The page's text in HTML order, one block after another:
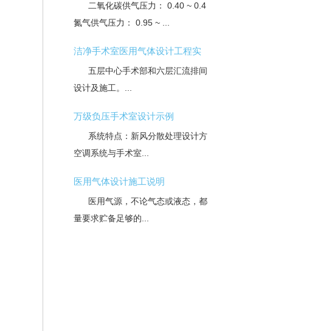
二氧化碳供气压力： 0.40 ~ 0.4 SMPa ；
氮气供气压力： 0.95 ~ ...
洁净手术室医用气体设计工程实
五层中心手术部和六层汇流排间医疗气体
设计及施工。...
万级负压手术室设计示例
系统特点：新风分散处理设计方式；净化
空调系统与手术室...
医用气体设计施工说明
医用气源，不论气态或液态，都应按照用
量要求贮备足够的...